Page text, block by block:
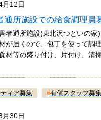
月12日
通所施設での給食調理員
者通所施設(東北沢つどいの
が届くので、包丁を使って調
材等の盛り付け、片付け、
ィア募集 ■有償スタッフ募集
月30日